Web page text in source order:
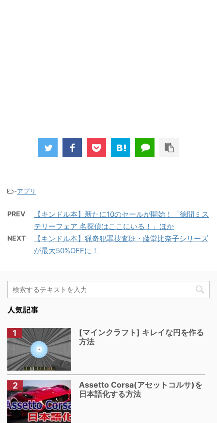
-アプリ
PREV
【キンドル本】新たに10のセールが開始！「徳間ミス
テリーフェア 名探偵はここにいる！」ほか
NEXT
【キンドル本】猟奇犯罪捜査班・藤堂比奈子シリーズ
が最大50%OFFに！
人気記事
[マインクラフト] キレイな円を作る
方法
Assetto Corsa(アセットコルサ)を
日本語化する方法